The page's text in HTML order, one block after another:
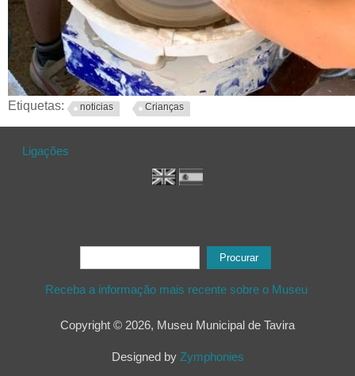
Etiquetas: noticias Crianças
Ligações
Formulário de procura
Receba a informação mais recente sobre o Museu
Copyright © 2026, Museu Municipal de Tavira
Designed by Zymphonies